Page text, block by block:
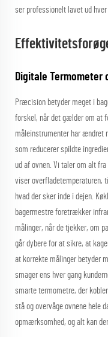
ser professionelt lavet ud hver
Digitale
Præcision betyder meget i
forskel, når det gælder om at
måleinstrumenter har ændret
som reducerer spildte
ud af ovnen. Vi taler om alt
viser overfladetemperaturen,
hvad der sker inde i dejen.
bagermestre foretrækker
målinger, når de tjekker, om
går dybere for at sikre, at
at korrekte målinger betyder
smager ens hver gang
smarte termometre, der
stå og overvåge ovnene hele
opmærksomhed, og alt kan